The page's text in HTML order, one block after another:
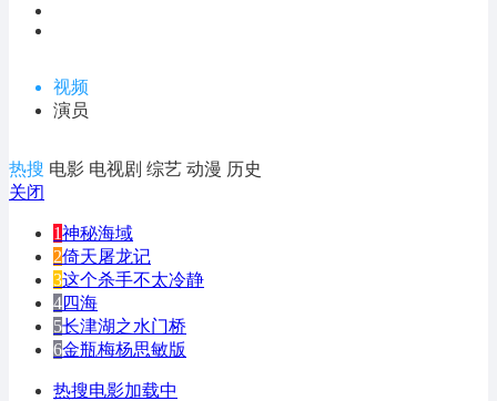
视频
演员
热搜 电影 电视剧 综艺 动漫 历史
关闭
1神秘海域
2倚天屠龙记
3这个杀手不太冷静
4四海
5长津湖之水门桥
6金瓶梅杨思敏版
热搜电影加载中